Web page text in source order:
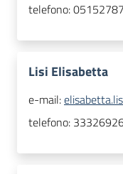
telefono:
Lisi Elisabetta
e-mail:
telefono: